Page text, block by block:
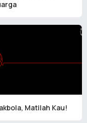
Matilah Kau!